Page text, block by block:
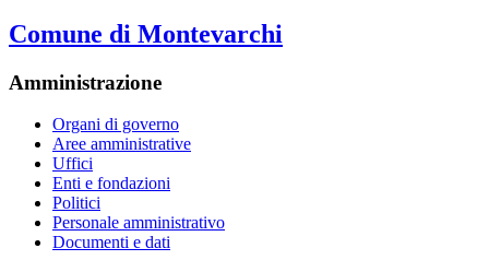
Comune di Montevarchi
Amministrazione
Organi di governo
Aree amministrative
Uffici
Enti e fondazioni
Politici
Personale amministrativo
Documenti e dati